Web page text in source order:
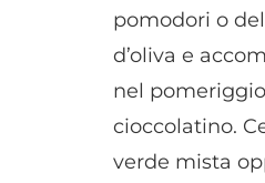
pomodori o
d’oliva e
nel
cioccolatino.
verde mista